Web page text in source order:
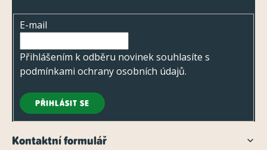
E-mail
Přihlášením k odběru novinek souhlasíte s
podmínkami ochrany osobních údajů.
PŘIHLÁSIT SE
Kontaktní formulář